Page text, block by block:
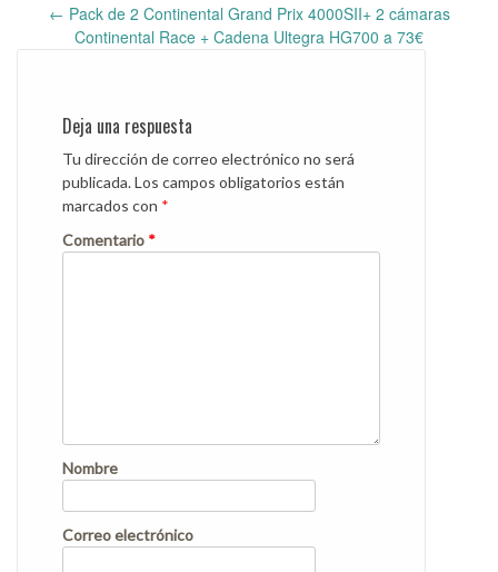
navigation
← Pack de 2 Continental Grand Prix 4000SII+ 2 cámaras
Continental Race + Cadena Ultegra HG700 a 73€
Deja una respuesta
Tu dirección de correo electrónico no será
publicada.Los campos obligatorios están
marcados con *
Comentario *
Nombre
Correo electrónico